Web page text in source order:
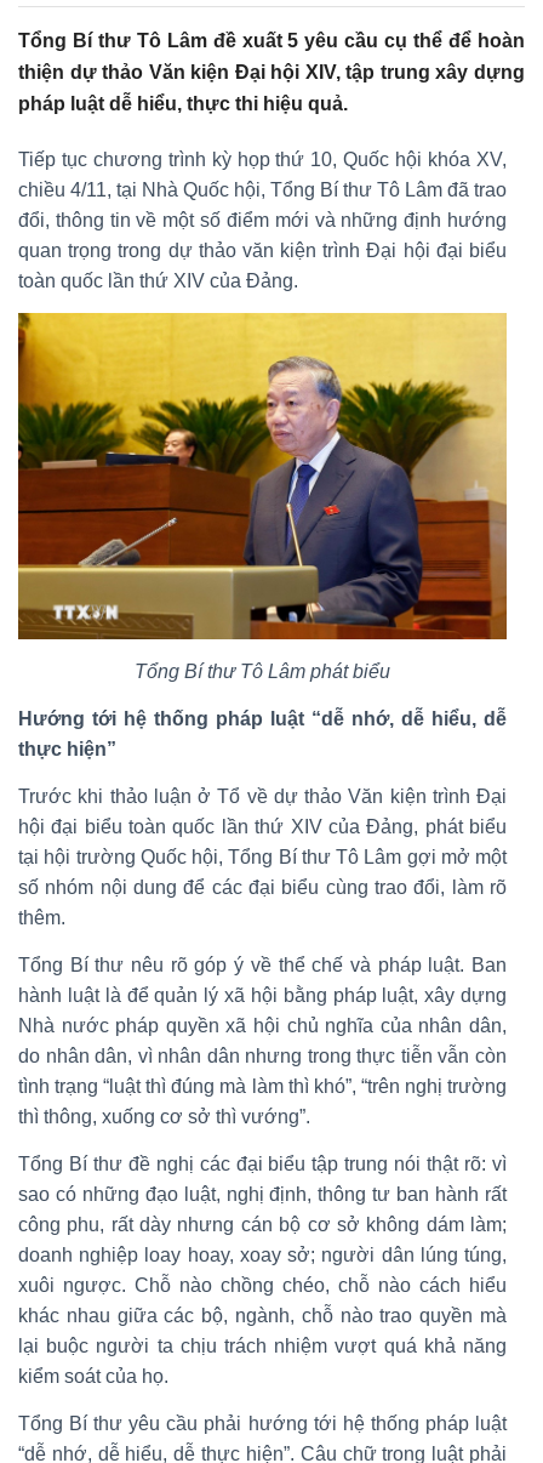
Tổng Bí thư Tô Lâm đề xuất 5 yêu cầu cụ thể để hoàn
thiện dự thảo Văn kiện Đại hội XIV, tập trung xây dựng
pháp luật dễ hiểu, thực thi hiệu quả.
Tiếp tục chương trình kỳ họp thứ 10, Quốc hội khóa XV,
chiều 4/11, tại Nhà Quốc hội, Tổng Bí thư Tô Lâm đã trao
đổi, thông tin về một số điểm mới và những định hướng
quan trọng trong dự thảo văn kiện trình Đại hội đại biểu
toàn quốc lần thứ XIV của Đảng.
Tổng Bí thư Tô Lâm phát biểu
Hướng tới hệ thống pháp luật “dễ nhớ, dễ hiểu, dễ
thực hiện”
Trước khi thảo luận ở Tổ về dự thảo Văn kiện trình Đại
hội đại biểu toàn quốc lần thứ XIV của Đảng, phát biểu
tại hội trường Quốc hội, Tổng Bí thư Tô Lâm gợi mở một
số nhóm nội dung để các đại biểu cùng trao đổi, làm rõ
thêm.
Tổng Bí thư nêu rõ góp ý về thể chế và pháp luật. Ban
hành luật là để quản lý xã hội bằng pháp luật, xây dựng
Nhà nước pháp quyền xã hội chủ nghĩa của nhân dân,
do nhân dân, vì nhân dân nhưng trong thực tiễn vẫn còn
tình trạng “luật thì đúng mà làm thì khó”, “trên nghị trường
thì thông, xuống cơ sở thì vướng”.
Tổng Bí thư đề nghị các đại biểu tập trung nói thật rõ: vì
sao có những đạo luật, nghị định, thông tư ban hành rất
công phu, rất dày nhưng cán bộ cơ sở không dám làm;
doanh nghiệp loay hoay, xoay sở; người dân lúng túng,
xuôi ngược. Chỗ nào chồng chéo, chỗ nào cách hiểu
khác nhau giữa các bộ, ngành, chỗ nào trao quyền mà
lại buộc người ta chịu trách nhiệm vượt quá khả năng
kiểm soát của họ.
Tổng Bí thư yêu cầu phải hướng tới hệ thống pháp luật
“dễ nhớ, dễ hiểu, dễ thực hiện”. Câu chữ trong luật phải